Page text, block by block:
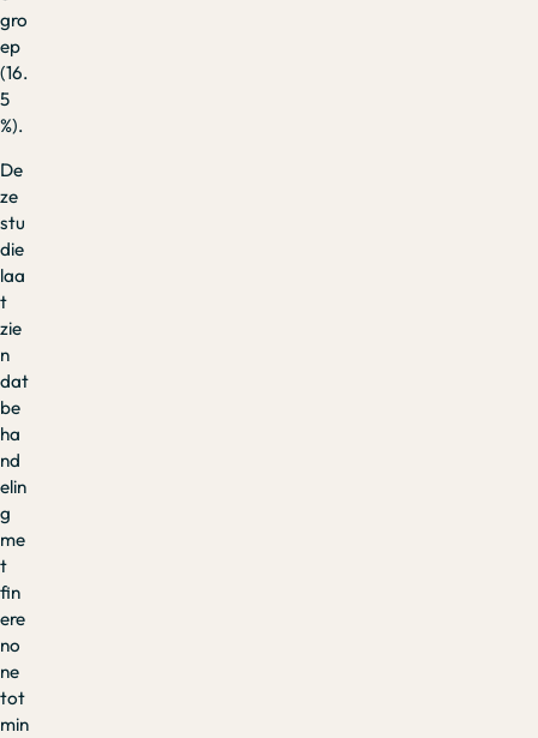
gro
ep
(16.
5
%).
De
ze
stu
die
laa
t
zie
n
dat
be
ha
nd
elin
g
me
t
fin
ere
no
ne
tot
min